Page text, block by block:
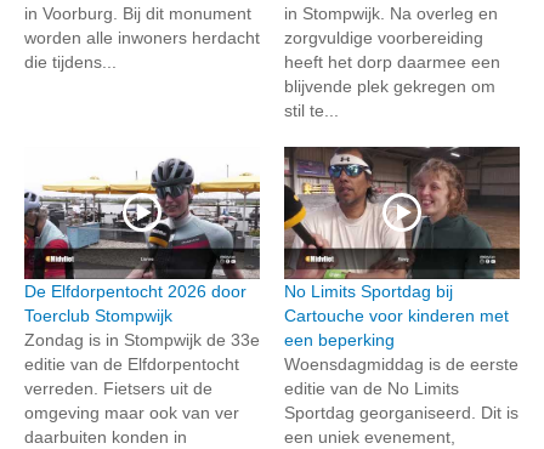
in Voorburg. Bij dit monument
worden alle inwoners herdacht
die tijdens...
in Stompwijk. Na overleg en
zorgvuldige voorbereiding
heeft het dorp daarmee een
blijvende plek gekregen om
stil te...
De Elfdorpentocht 2026 door
Toerclub Stompwijk
Zondag is in Stompwijk de 33e
editie van de Elfdorpentocht
verreden. Fietsers uit de
omgeving maar ook van ver
daarbuiten konden in
No Limits Sportdag bij
Cartouche voor kinderen met
een beperking
Woensdagmiddag is de eerste
editie van de No Limits
Sportdag georganiseerd. Dit is
een uniek evenement,